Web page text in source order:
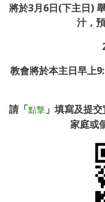
將於3月6日(下主日)
汁，
教會將於本主日早上
請「點撃 」填寫及提交
家庭或